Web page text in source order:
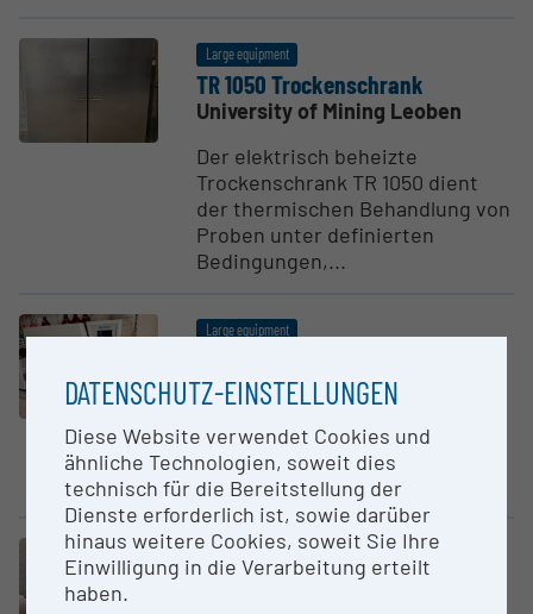
Large equipment
TR 1050 Trock­en­schrank
University of Mining Leoben
Der elektrisch beheizte
Trockenschrank TR 1050 dient
der thermischen Behandlung von
Proben unter definierten
Bedingungen,...
Large equipment
University of Mining Leoben
Labor Autoklav, Dient zum
Sterilisieren von Glasgeräten
und Kunststoffartikel.
Large equipment
Wagenofen LT9/12/SW
DATENSCHUTZ-EINSTELLUNGEN
Diese Website verwendet Cookies und
ähnliche Technologien, soweit dies
technisch für die Bereitstellung der
Dienste erforderlich ist, sowie darüber
hinaus weitere Cookies, soweit Sie Ihre
Einwilligung in die Verarbeitung erteilt
haben.